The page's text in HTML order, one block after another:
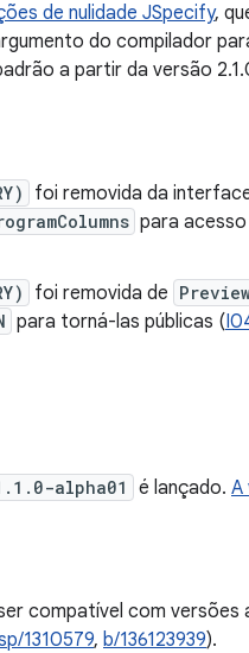
de nulidade JSpecify,
do compilador
a partir da versão
foi removida da
para
foi removida de
para torná-las públicas (
alpha01 é lançado. A
compatível com
1310579, b/136123939).